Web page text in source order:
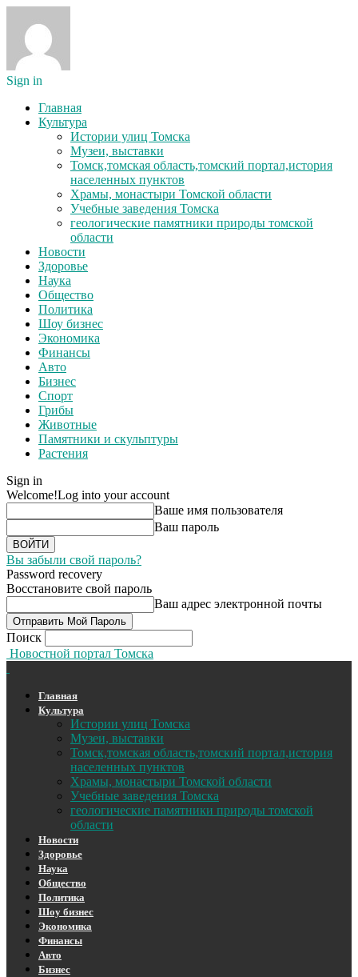
Sign in
Главная
Культура
Истории улиц Томска
Музеи, выставки
Томск,томская область,томский портал,история
населенных пунктов
Храмы, монастыри Томской области
Учебные заведения Томска
геологические памятники природы томской
области
Новости
Здоровье
Наука
Общество
Политика
Шоу бизнес
Экономика
Финансы
Авто
Бизнес
Спорт
Грибы
Животные
Памятники и скульптуры
Растения
Sign in
Welcome!Log into your account
Ваше имя пользователя
Ваш пароль
Вы забыли свой пароль?
Password recovery
Восстановите свой пароль
Ваш адрес электронной почты
Поиск
Новостной портал Томска
Главная
Культура
Истории улиц Томска
Музеи, выставки
Томск,томская область,томский портал,история
населенных пунктов
Храмы, монастыри Томской области
Учебные заведения Томска
геологические памятники природы томской
области
Новости
Здоровье
Наука
Общество
Политика
Шоу бизнес
Экономика
Финансы
Авто
Бизнес